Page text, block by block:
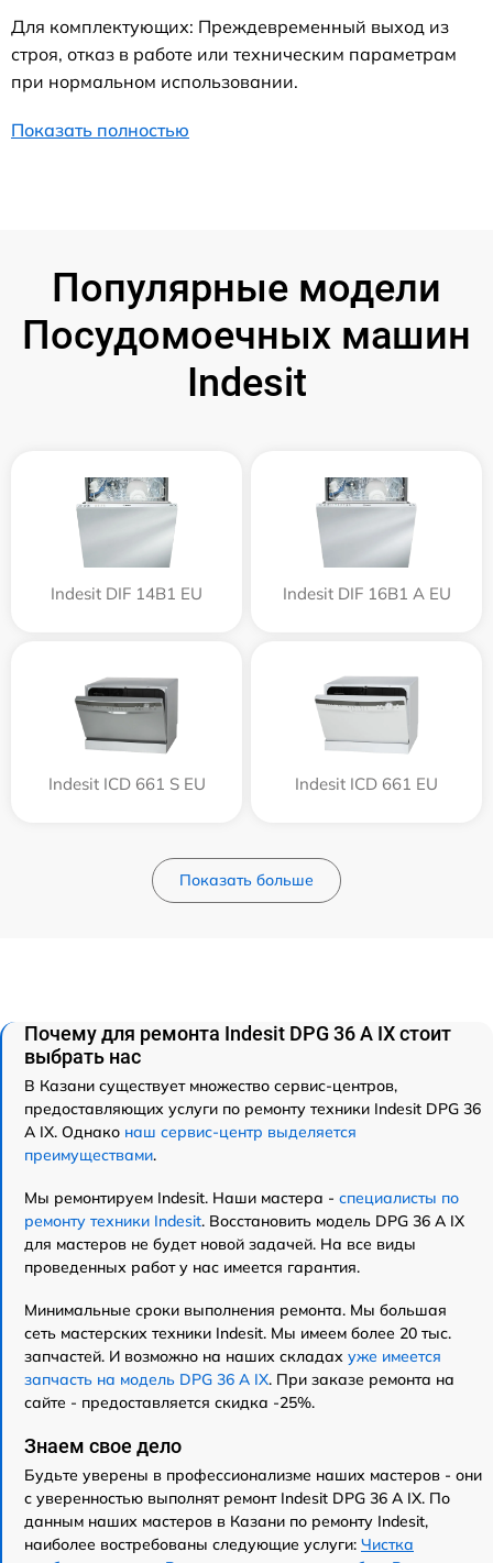
Для комплектующих: Преждевременный выход из
строя, отказ в работе или техническим параметрам
при нормальном использовании.
Показать полностью
Популярные модели
Посудомоечных машин
Indesit
Indesit DIF 14B1 EU Indesit DIF 16B1 A EU
Indesit ICD 661 S EU Indesit ICD 661 EU
Показать больше
Почему для ремонта Indesit DPG 36 A IX стоит
выбрать нас
В Казани существует множество сервис-центров,
предоставляющих услуги по ремонту техники Indesit DPG 36
A IX. Однако наш сервис-центр выделяется
преимуществами.
Мы ремонтируем Indesit. Наши мастера - специалисты по
ремонту техники Indesit. Восстановить модель DPG 36 A IX
для мастеров не будет новой задачей. На все виды
проведенных работ у нас имеется гарантия.
Минимальные сроки выполнения ремонта. Мы большая
сеть мастерских техники Indesit. Мы имеем более 20 тыс.
запчастей. И возможно на наших складах уже имеется
запчасть на модель DPG 36 A IX. При заказе ремонта на
сайте - предоставляется скидка -25%.
Знаем свое дело
Будьте уверены в профессионализме наших мастеров - они
с уверенностью выполнят ремонт Indesit DPG 36 A IX. По
данным наших мастеров в Казани по ремонту Indesit,
наиболее востребованы следующие услуги: Чистка